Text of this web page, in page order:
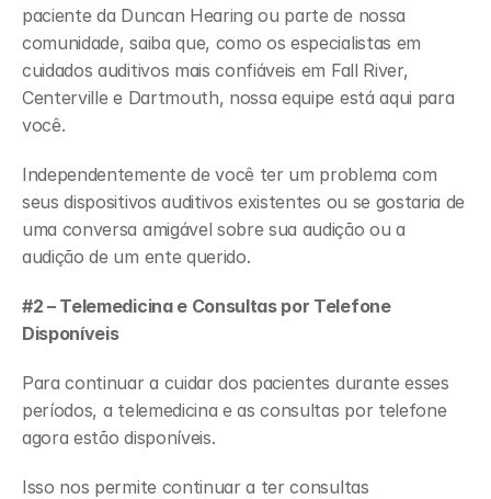
paciente da Duncan Hearing ou parte de nossa
comunidade, saiba que, como os especialistas em
cuidados auditivos mais confiáveis em Fall River,
Centerville e Dartmouth, nossa equipe está aqui para
você.
Independentemente de você ter um problema com
seus dispositivos auditivos existentes ou se gostaria de
uma conversa amigável sobre sua audição ou a
audição de um ente querido.
#2 – Telemedicina e Consultas por Telefone
Disponíveis
Para continuar a cuidar dos pacientes durante esses
períodos, a telemedicina e as consultas por telefone
agora estão disponíveis.
Isso nos permite continuar a ter consultas